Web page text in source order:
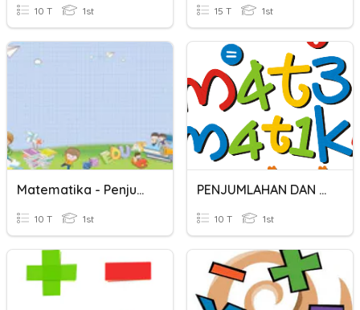
10 T 1st 15 T 1st
Matematika - Penjumlahan Dan Pengurangan
10 T 1st
PENJUMLAHAN DAN PENGURANGAN SOAL CERITA
10 T 1st